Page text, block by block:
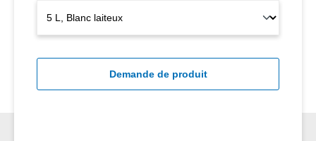
Demande de produit